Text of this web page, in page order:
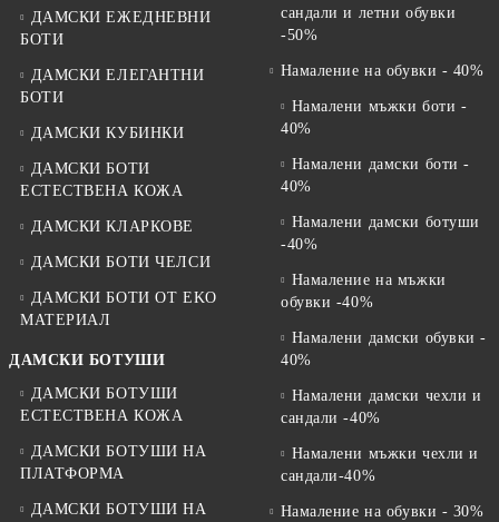
ДАМСКИ ЕЖЕДНЕВНИ
БОТИ
ДАМСКИ ЕЛЕГАНТНИ
БОТИ
ДАМСКИ КУБИНКИ
ДАМСКИ БОТИ
ЕСТЕСТВЕНА КОЖА
ДАМСКИ КЛАРКОВЕ
ДАМСКИ БОТИ ЧЕЛСИ
ДАМСКИ БОТИ ОТ EKO
МАТЕРИАЛ
ДАМСКИ БОТУШИ
ДАМСКИ БОТУШИ
ЕСТЕСТВЕНА КОЖА
ДАМСКИ БОТУШИ НА
ПЛАТФОРМА
ДАМСКИ БОТУШИ НА
сандали и летни обувки
-50%
Намаление на обувки - 40%
Намалени мъжки боти -
40%
Намалени дамски боти -
40%
Намалени дамски ботуши
-40%
Намаление на мъжки
обувки -40%
Намалени дамски обувки -
40%
Намалени дамски чехли и
сандали -40%
Намалени мъжки чехли и
сандали-40%
Намаление на обувки - 30%